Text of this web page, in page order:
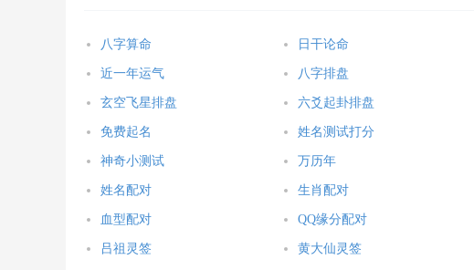
八字算命 日干论命
近一年运气 八字排盘
玄空飞星排盘 六爻起卦排盘
免费起名 姓名测试打分
神奇小测试 万历年
姓名配对 生肖配对
血型配对 QQ缘分配对
吕祖灵签 黄大仙灵签